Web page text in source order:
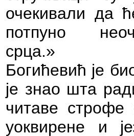
очекивали да
потпуно
Богићевић је
је знао шта
читаве
уоквирене и